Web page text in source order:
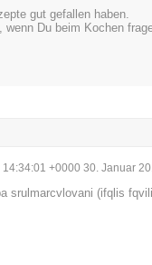
gut gefallen haben.
wenn Du beim Kochen
+0000 30. Januar
srulmarcvlovani (ifqlis